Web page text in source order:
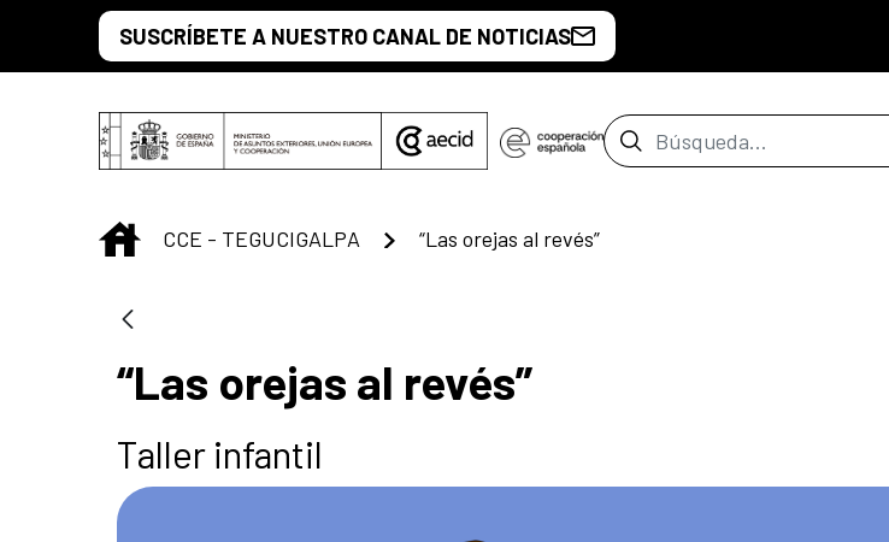
Saltar al contenido principal
SUSCRÍBETE A NUESTRO CANAL DE NOTICIAS
Barra de búsqueda
INICIO
CCE - TEGUCIGALPA “Las orejas al revés”
“Las orejas al revés”
Taller infantil